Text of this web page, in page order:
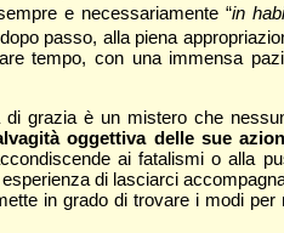
e necessariamente “in
passo, alla piena
tempo, con una immensa
grazia è un mistero che
oggettiva delle sue
ai fatalismi o alla
di lasciarci
in grado di trovare i modi per